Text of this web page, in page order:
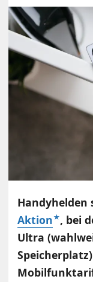
Aktion , bei
Ultra